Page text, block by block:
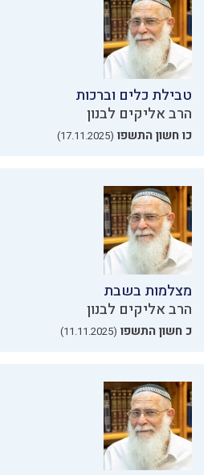
טבילת כלים וברכות
הרב אליקים לבנון
כו חשון התשפו (17.11.2025)
מצלמות בשבת
הרב אליקים לבנון
כ חשון התשפו (11.11.2025)